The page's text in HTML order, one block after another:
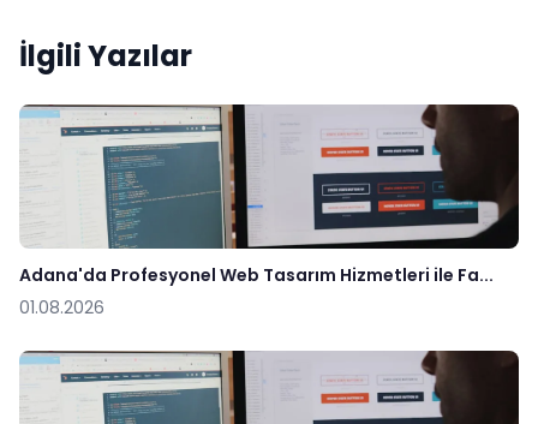
İlgili Yazılar
Adana'da Profesyonel Web Tasarım Hizmetleri ile Fa...
01.08.2026